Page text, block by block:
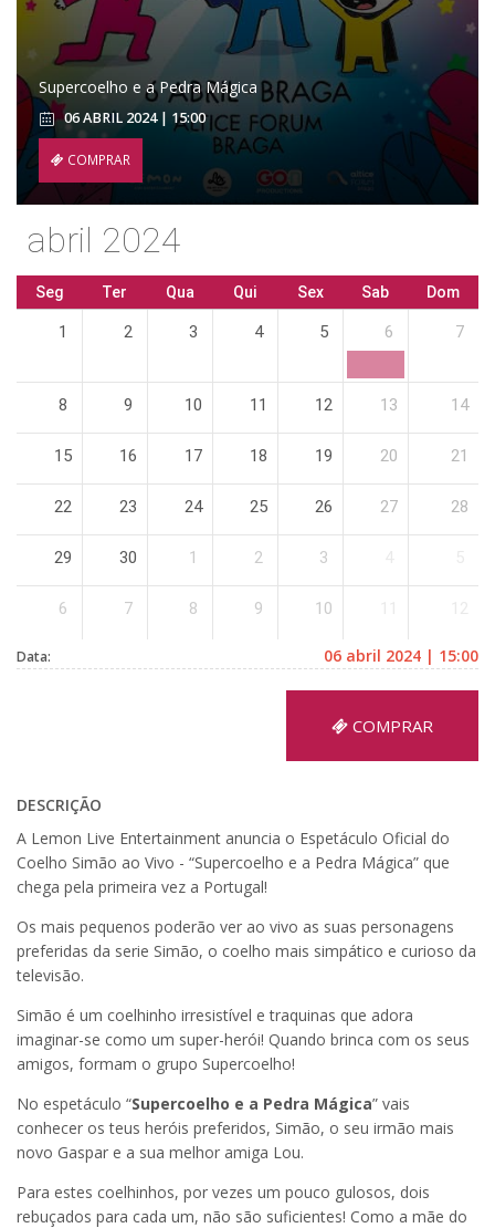
Supercoelho e a Pedra Mágica
06 ABRIL 2024 | 15:00
COMPRAR
abril 2024
Seg Ter Qua Qui Sex Sab Dom
1 2 3 4 5 6 7
8 9 10 11 12 13 14
15 16 17 18 19 20 21
22 23 24 25 26 27 28
29 30 1 2 3
6 7 8 9 10
Data: 06 abril 2024 | 15:00
COMPRAR
DESCRIÇÃO
A Lemon Live Entertainment anuncia o Espetáculo Oficial do
Coelho Simão ao Vivo - “Supercoelho e a Pedra Mágica” que
chega pela primeira vez a Portugal!
Os mais pequenos poderão ver ao vivo as suas personagens
preferidas da serie Simão, o coelho mais simpático e curioso da
televisão.
Simão é um coelhinho irresistível e traquinas que adora
imaginar-se como um super-herói! Quando brinca com os seus
amigos, formam o grupo Supercoelho!
No espetáculo “Supercoelho e a Pedra Mágica” vais
conhecer os teus heróis preferidos, Simão, o seu irmão mais
novo Gaspar e a sua melhor amiga Lou.
Para estes coelhinhos, por vezes um pouco gulosos, dois
rebuçados para cada um, não são suficientes! Como a mãe do